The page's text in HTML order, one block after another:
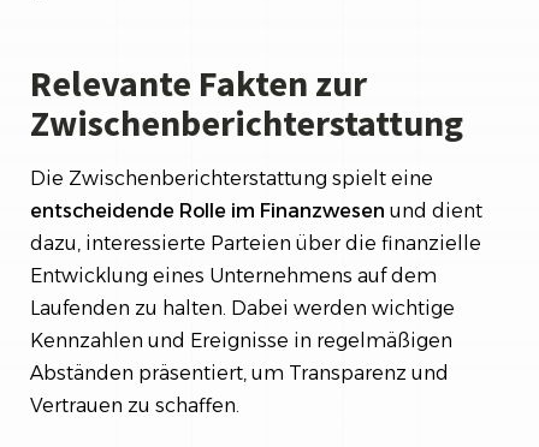
Relevante Fakten zur
Zwischenberichterstattung
Die Zwischenberichterstattung spielt eine
entscheidende Rolle im Finanzwesen und dient
dazu, interessierte Parteien über die finanzielle
Entwicklung eines Unternehmens auf dem
Laufenden zu halten. Dabei werden wichtige
Kennzahlen und Ereignisse in regelmäßigen
Abständen präsentiert, um Transparenz und
Vertrauen zu schaffen.